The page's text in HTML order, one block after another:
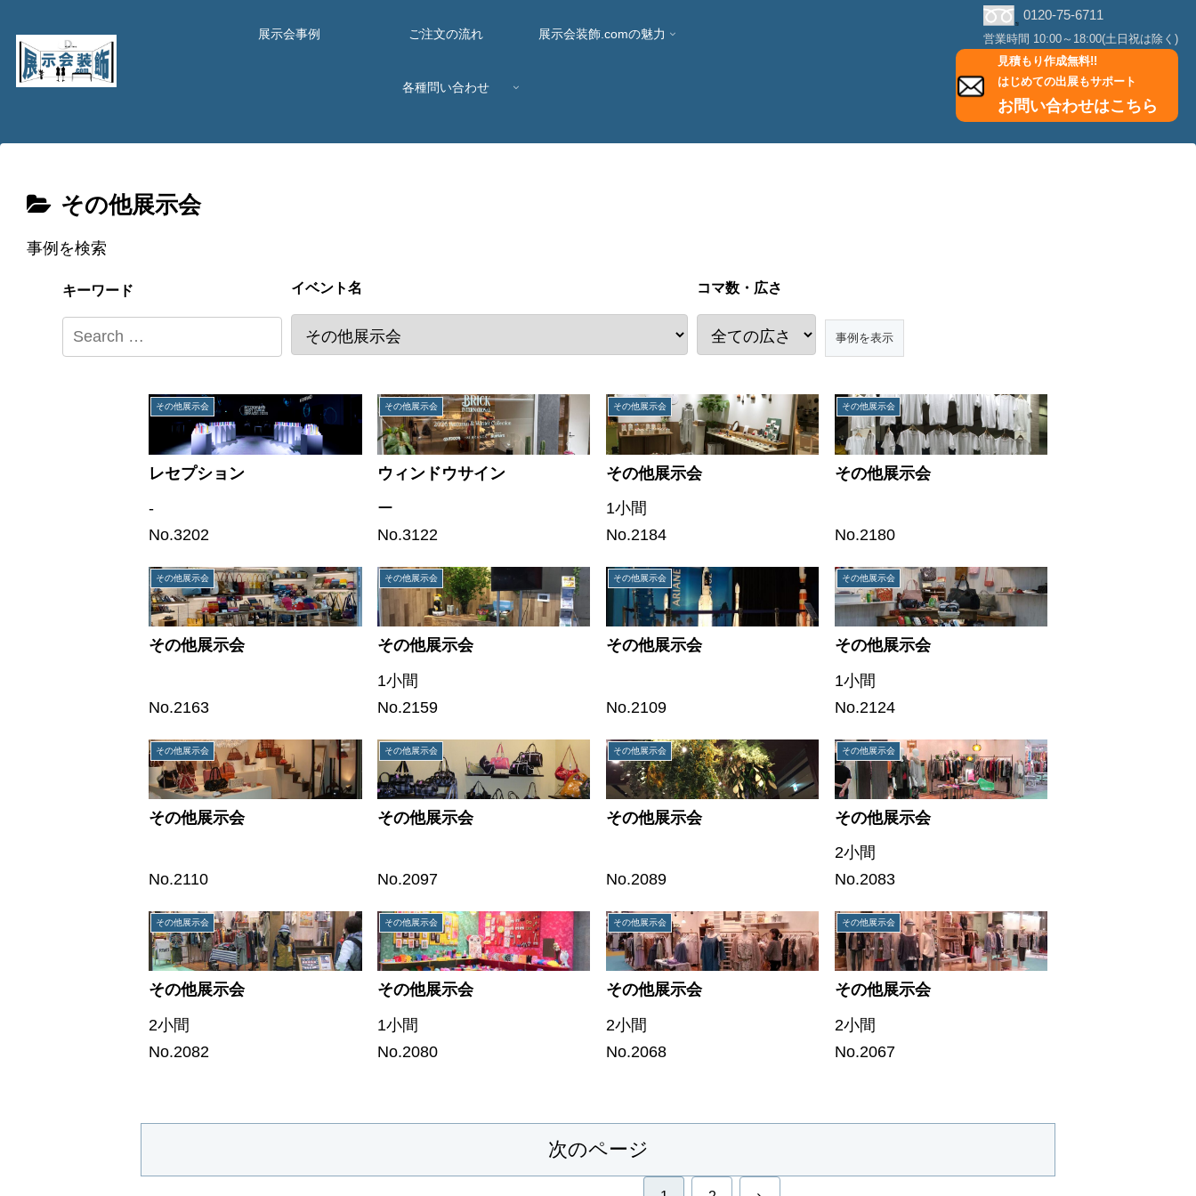
展示会事例 ご注文の流れ 展示会装飾.comの魅力
各種問い合わせ
0120-75-6711
営業時間 10:00～18:00(土日祝は除く)
見積もり作成無料!!
はじめての出展もサポート
お問い合わせはこちら
その他展示会
事例を検索
キーワード イベント名 コマ数・広さ
その他展示会
レセプション
-
No.3202
その他展示会
ウィンドウサイン
ー
No.3122
その他展示会
その他展示会
1小間
No.2184
その他展示会
その他展示会
No.2180
その他展示会
その他展示会
No.2163
その他展示会
その他展示会
1小間
No.2159
その他展示会
その他展示会
No.2109
その他展示会
その他展示会
1小間
No.2124
その他展示会
その他展示会
No.2110
その他展示会
その他展示会
No.2097
その他展示会
その他展示会
No.2089
その他展示会
その他展示会
2小間
No.2083
その他展示会
その他展示会
2小間
No.2082
その他展示会
その他展示会
1小間
No.2080
その他展示会
その他展示会
2小間
No.2068
その他展示会
その他展示会
2小間
No.2067
次のページ